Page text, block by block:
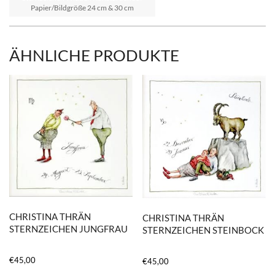
Papier/Bildgröße 24 cm & 30 cm
ÄHNLICHE PRODUKTE
CHRISTINA THRÄN
STERNZEICHEN JUNGFRAU
€45,00
CHRISTINA THRÄN
STERNZEICHEN STEINBOCK
€45,00